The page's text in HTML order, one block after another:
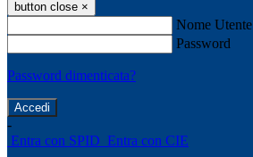
button close ×
Nome Utente
Password
Password dimenticata?
-
Entra con SPID Entra con CIE